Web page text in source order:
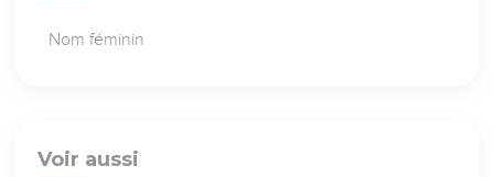
Nom féminin
Voir aussi